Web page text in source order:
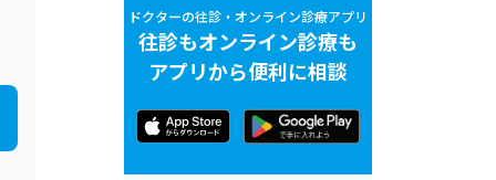
ドクターの往診・オンライン診療アプリ
往診もオンライン診療も
アプリから便利に相談